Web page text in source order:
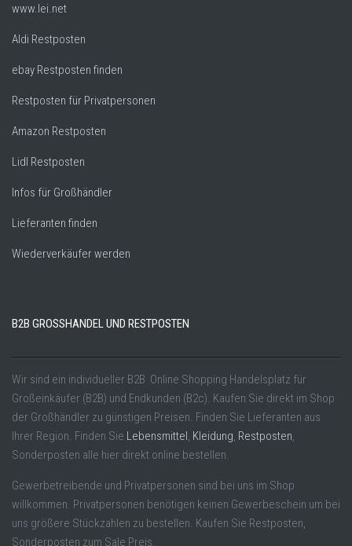
www.lei.net
Aldi Restposten
ebay Restposten finden
Restposten für Privatpersonen
Amazon Restposten
Lidl Restposten
Infos für Großhändler
Lieferanten finden
Wiederverkäufer werden
B2B GROSSHANDEL UND RESTPOSTEN
Wir sind ein individueller B2B Online Shopping Handelsplatz für
Großeinkäufer (B2B) und Endkunden (B2c). Kaufen Sie direkt im Shop
der Großhändler zu günstigen Preisen. Finden Sie Lieferanten aus
Ihrer Region. Finden Sie Lebensmittel Kleidung Restposten
Sonderposten alle hier direkt online bestellen.
Gewerbetreibende und Privatpersonen sind bei uns im Shop
willkommen. Privatpersonen benötigen keinen Gewerbeschein um bei
uns größere Stückzahlen zu bestellen. Kaufen Sie Restposten,
Sonderposten zum Sale Preis.